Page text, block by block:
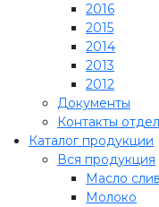
2016
2015
2014
2013
2012
Документы
Контакты
Каталог продукции
Вся продукция
Масло
Молоко